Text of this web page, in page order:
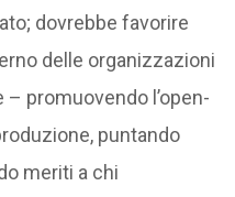
dovrebbe favorire
delle organizzazioni
promuovendo l’open-
puntando
meriti a chi